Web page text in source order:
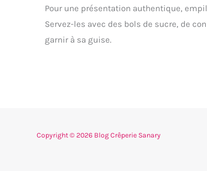
Pour une présentation authentique,
Servez-les avec des bols de sucre, de
garnir à sa guise.
Copyright © 2026 Blog Crêperie Sanary